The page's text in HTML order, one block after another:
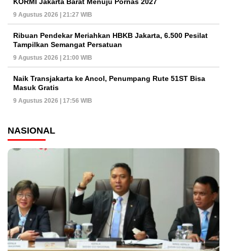
9 Agustus 2026 | 21:27 WIB
Ribuan Pendekar Meriahkan HBKB Jakarta, 6.500 Pesilat
Tampilkan Semangat Persatuan
9 Agustus 2026 | 21:00 WIB
Naik Transjakarta ke Ancol, Penumpang Rute 51ST Bisa
Masuk Gratis
9 Agustus 2026 | 17:56 WIB
NASIONAL